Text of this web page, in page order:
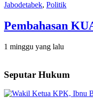
Jabodetabek, Politik
Pembahasan
1 minggu yang lalu
Seputar Hukum